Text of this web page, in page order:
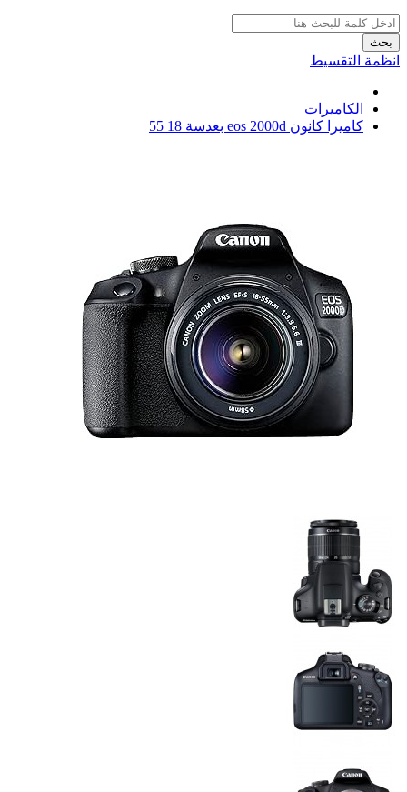
بحث
انظمة التقسيط
الكاميرات
كاميرا كانون eos 2000d بعدسة 18 55